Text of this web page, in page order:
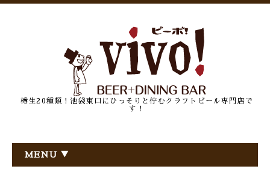
樽生20種類！池袋東口にひっそりと佇むクラフトビール専門店で
す！
MENU ▼